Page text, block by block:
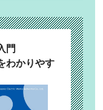
門
わかりやす